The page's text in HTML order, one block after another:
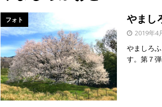
近鉄小倉駅前
破してる！【京都府宇治市】
[ 2026年8月6日 ]
8月8日～14日
り上がりそう！【京田辺市・宇治
ト
フォト やまし
2019年4
やましろ
す。第７